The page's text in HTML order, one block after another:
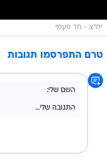
יח"צ - חד פעמי
טרם התפרסמו תגובות